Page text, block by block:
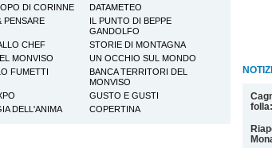
DI CORINNE
DATAMETEO
PENSARE
IL PUNTO DI BEPPE
GANDOLFO
CHEF
STORIE DI MONTAGNA
MONVISO
UN OCCHIO SUL MONDO
FUMETTI
BANCA TERRITORI DEL
MONVISO
GUSTO E GUSTI
DELL'ANIMA
COPERTINA